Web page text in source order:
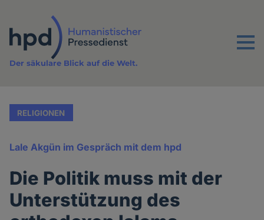
Inhalt
Menu
Der säkulare Blick auf die Welt.
RELIGIONEN
Lale Akgün im Gespräch mit dem hpd
Die Politik muss mit der
Unterstützung des